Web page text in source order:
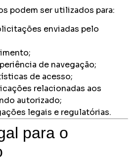
podem ser utilizados para:
enviadas pelo
de navegação;
de acesso;
relacionadas aos
autorizado;
legais e regulatórias.
para o